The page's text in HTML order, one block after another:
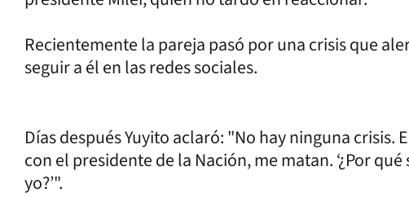
Recientemente la pareja pasó por una crisis que
seguir a él en las redes sociales.
Días después Yuyito aclaró: "No hay ninguna crisis.
con el presidente de la Nación, me matan. ‘¿Por
yo?’".